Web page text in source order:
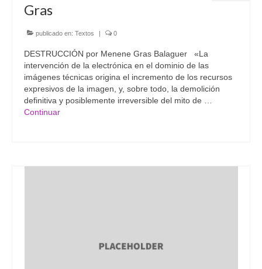
Gras
publicado en: Textos | 0
DESTRUCCIÓN por Menene Gras Balaguer «La
intervención de la electrónica en el dominio de las
imágenes técnicas origina el incremento de los recursos
expresivos de la imagen, y, sobre todo, la demolición
definitiva y posiblemente irreversible del mito de …
Continuar